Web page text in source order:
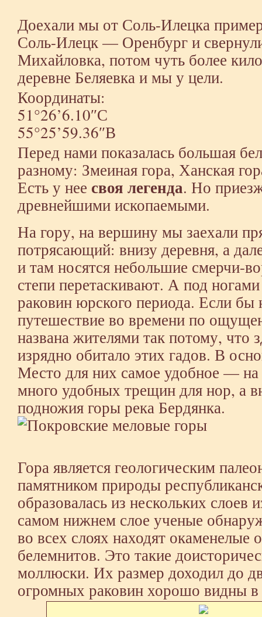
Доехали мы от Соль-Илецка
Соль-Илецк — Оренбург и
Михайловка, потом чуть более
деревне Беляевка и мы у цели.
Координаты:
51°26’6.10″С
55°25’59.36″В
Перед нами показалась большая
разному: Змеиная гора, Ханская
Есть у нее своя легенда. Но
древнейшими ископаемыми.
На гору, на вершину мы заехали
потрясающий: внизу деревня, а
и там носятся небольшие смерчи-
степи перетаскивают. А под
раковин юрского периода. Если бы
путешествие во времени по
названа жителями так потому, что
изрядно обитало этих гадов. В
Место для них самое удобное —
много удобных трещин для нор, а
подножия горы река Бердянка.
Гора является геологическим
памятником природы
образовалась из нескольких слоев
самом нижнем слое ученые
во всех слоях находят окаменелые
белемнитов. Это такие
моллюски. Их размер доходил до
огромных раковин хорошо видны